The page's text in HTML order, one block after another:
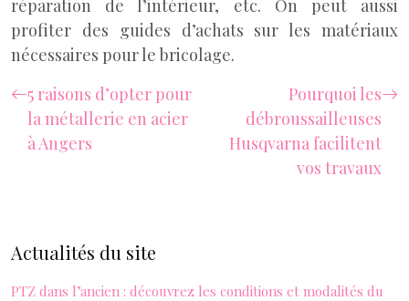
réparation de l’intérieur, etc. On peut aussi
profiter des guides d’achats sur les matériaux
nécessaires pour le bricolage.
5 raisons d’opter pour
la métallerie en acier
à Angers
Pourquoi les
débroussailleuses
Husqvarna facilitent
vos travaux
Actualités du site
PTZ dans l’ancien : découvrez les conditions et modalités du